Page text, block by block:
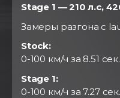
Stage 1 — 210 л.с,
Замеры разгона с
Stock:
0-100 км/ч за 8.51 сек.
Stage 1:
0-100 км/ч за 7.27 сек.